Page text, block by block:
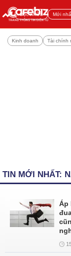
Đọc nhiều Mới
Kinh doanh Tài chính
TIN MỚI NHẤT:
Áp